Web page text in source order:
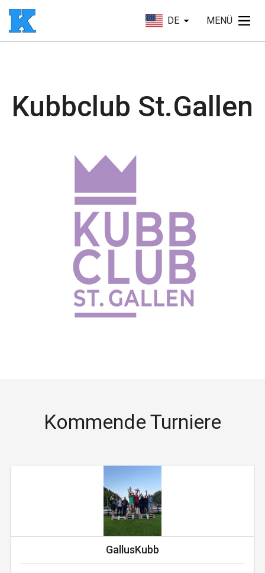
DE MENÜ
Kubbclub St.Gallen
Kommende Turniere
GallusKubb